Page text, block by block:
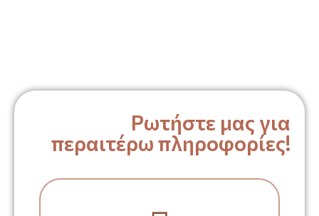
Ρωτήστε μας για
περαιτέρω πληροφορίες!